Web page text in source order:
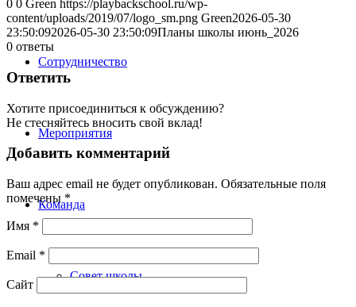
Сотрудничество
Мероприятия
Команда
Совет школы
0 0 Green https://playbackschool.ru/wp-
content/uploads/2019/07/logo_sm.png Green2026-05-30
23:50:092026-05-30 23:50:09Планы школы июнь_2026
0 ответы
Ответить
Хотите присоединиться к обсуждению?
Не стесняйтесь вносить свой вклад!
Добавить комментарий
Ваш адрес email не будет опубликован. Обязательные поля
помечены *
Имя *
Email *
Сайт